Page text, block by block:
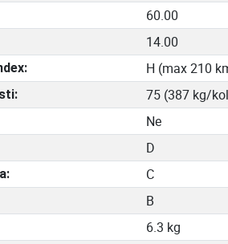
60.00
14.00
H (max 210
75 (387 kg/
Ne
D
C
B
6.3 kg